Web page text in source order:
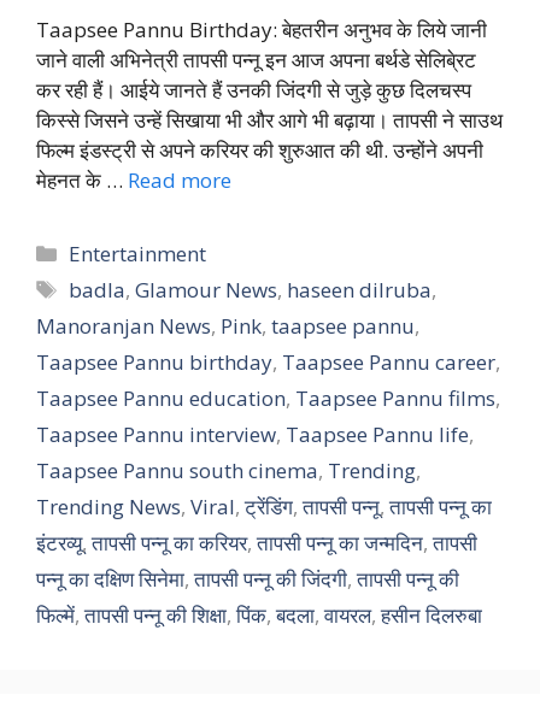
Taapsee Pannu Birthday: बेहतरीन अनुभव के लिये जानी
जाने वाली अभिनेत्री तापसी पन्नू इन आज अपना बर्थडे सेलिबे्रट
कर रही हैं। आईये जानते हैं उनकी जिंदगी से जुड़े कुछ दिलचस्प
किस्से जिसने उन्हें सिखाया भी और आगे भी बढ़ाया। तापसी ने साउथ
फिल्म इंडस्ट्री से अपने करियर की शुरुआत की थी. उन्होंने अपनी
मेहनत के … Read more
Categories
Entertainment
Tags
badla,Glamour News, haseen dilruba,
Manoranjan News, Pink, taapsee pannu,
Taapsee Pannu birthday, Taapsee Pannu career,
Taapsee Pannu education, Taapsee Pannu films,
Taapsee Pannu interview, Taapsee Pannu life,
Taapsee Pannu south cinema, Trending,
Trending News, Viral,ट्रेंडिंग,तापसी पन्नू,तापसी पन्नू का
इंटरव्यू,तापसी पन्नू का करियर,तापसी पन्नू का जन्मदिन,तापसी
पन्नू का दक्षिण सिनेमा,तापसी पन्नू की जिंदगी,तापसी पन्नू की
फिल्में,तापसी पन्नू की शिक्षा,पिंक,बदला,वायरल,हसीन दिलरुबा